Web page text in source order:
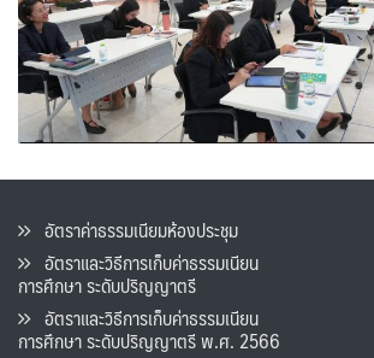
อัตราค่าธรรมเนียมห้องประชุม
อัตราและวิธีการเก็บค่าธรรมเนียน
การศึกษา ระดับปริญญาตรี
อัตราและวิธีการเก็บค่าธรรมเนียน
การศึกษา ระดับปริญญาตรี พ.ศ. 2566